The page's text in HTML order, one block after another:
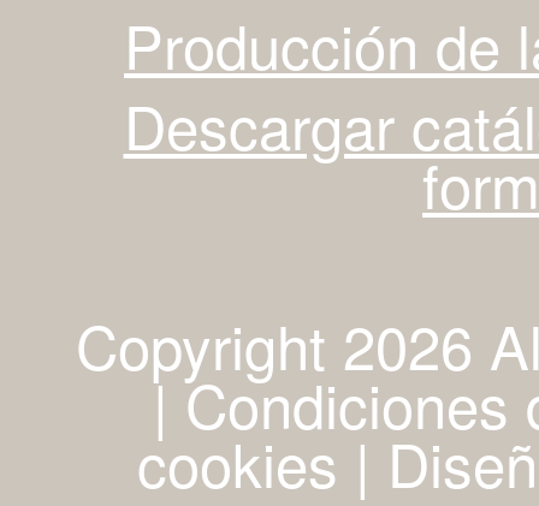
Producción de
Descargar
Copyright 2026
| Condiciones
cookies |